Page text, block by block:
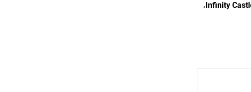
Infinity ،